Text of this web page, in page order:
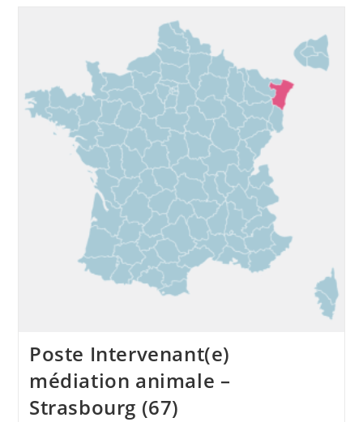
Animale
Nice
–
PACA
(04
/
/
83)
Poste Intervenant(e)
médiation animale –
Strasbourg (67)